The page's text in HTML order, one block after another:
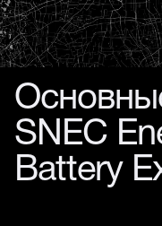
SNEC
Battery